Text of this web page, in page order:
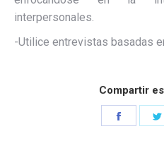
interpersonales.
-Utilice entrevistas basadas
Compartir